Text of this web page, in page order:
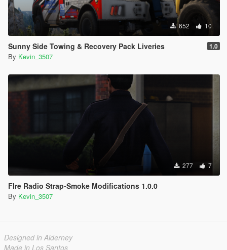
652 10
Sunny Side Towing & Recovery Pack Liveries 1.0
By Kevin_3507
277 7
FIre Radio Strap-Smoke Modifications 1.0.0
By Kevin_3507
Designed in Alderney
Made in Los Santos